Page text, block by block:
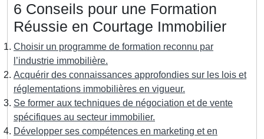
6 Conseils pour une Formation
Réussie en Courtage Immobilier
Choisir un programme de formation reconnu par
l’industrie immobilière.
Acquérir des connaissances approfondies sur les lois et
réglementations immobilières en vigueur.
Se former aux techniques de négociation et de vente
spécifiques au secteur immobilier.
Développer ses compétences en marketing et en